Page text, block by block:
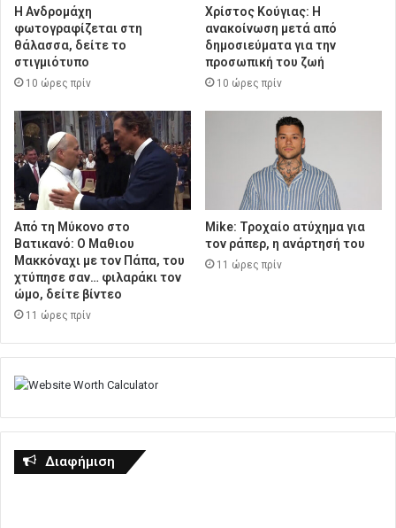
Η Ανδρομάχη
φωτογραφίζεται στη
θάλασσα, δείτε το
στιγμιότυπο
10 ώρες πρίν
Χρίστος Κούγιας: Η
ανακοίνωση μετά από
δημοσιεύματα για την
προσωπική του ζωή
10 ώρες πρίν
Από τη Μύκονο στο
Βατικανό: Ο Μαθιου
Μακκόναχι με τον Πάπα, του
χτύπησε σαν… φιλαράκι τον
ώμο, δείτε βίντεο
11 ώρες πρίν
Mike: Τροχαίο ατύχημα για
τον ράπερ, η ανάρτησή του
11 ώρες πρίν
Διαφήμιση